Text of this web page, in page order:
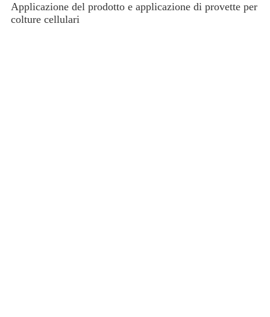
Applicazione del prodotto e applicazione di provette per
colture cellulari